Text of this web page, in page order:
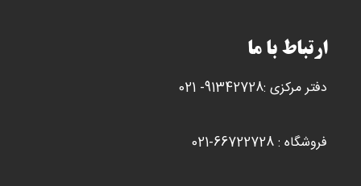
ارتباط با ما
دفتر مرکزی :91342728- 021
فروشگاه : 66722728-021